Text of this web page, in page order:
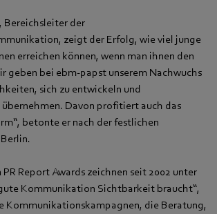
Bereichsleiter der
zeigt der Erfolg, wie viel junge
erreichen können, wenn man ihnen den
geben bei ebm‑papst unserem Nachwuchs
sich zu entwickeln und
Davon profitiert auch das
betonte er nach der festlichen
Report Awards zeichnen seit 2002 unter
Kommunikation Sichtbarkeit braucht“,
Kommunikationskampagnen, die Beratung,